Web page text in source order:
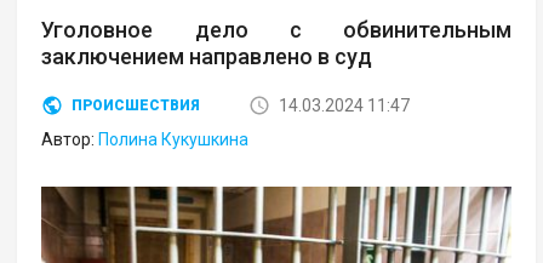
Уголовное дело с обвинительным
заключением направлено в суд
ПРОИСШЕСТВИЯ
14.03.2024 11:47
Автор: Полина Кукушкина